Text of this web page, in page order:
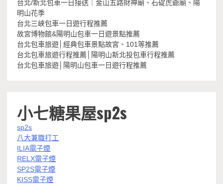
台北/新北包車一日接送｜金山五路財神廟、石碇虎爺廟、陽
明山花季
台北三峽包車一日遊行程推薦
故宮博物館&陽明山包車一日遊景點推薦
台北包車旅遊│經典包車景點故宮、101等推薦
台北包車旅遊行程推薦│陽明山新北投包車行程推薦
台北包車旅遊│陽明山包車一日遊行程推薦
小七糖果屋sp2s
sp2s
八大兼職打工
ILIA電子煙
RELX電子煙
SP2S電子煙
KISS電子煙